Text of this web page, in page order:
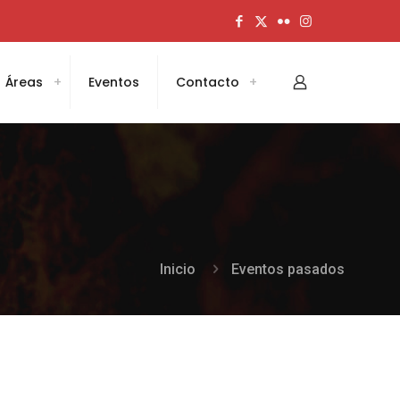
Áreas Eventos Contacto
Inicio Eventos pasados